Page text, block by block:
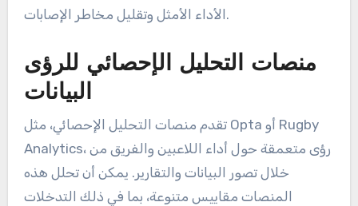
الأداء الأمثل وتقليل مخاطر الإصابات.
منصات التحليل الإحصائي للرؤى
البيانات
تقدم منصات التحليل الإحصائي، مثل Opta أو Rugby
Analytics، رؤى متعمقة حول أداء اللاعبين والفريق من
خلال تصور البيانات والتقارير. يمكن أن تحلل هذه
المنصات مقاييس متنوعة، بما في ذلك التدخلات